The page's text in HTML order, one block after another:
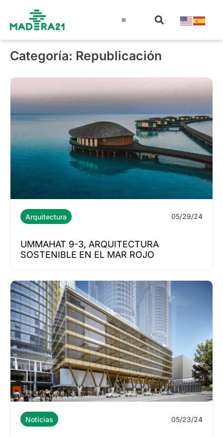
Categoría: Republicación
Arquitectura 05/29/24
UMMAHAT 9-3, ARQUITECTURA
SOSTENIBLE EN EL MAR ROJO
Noticias 05/23/24